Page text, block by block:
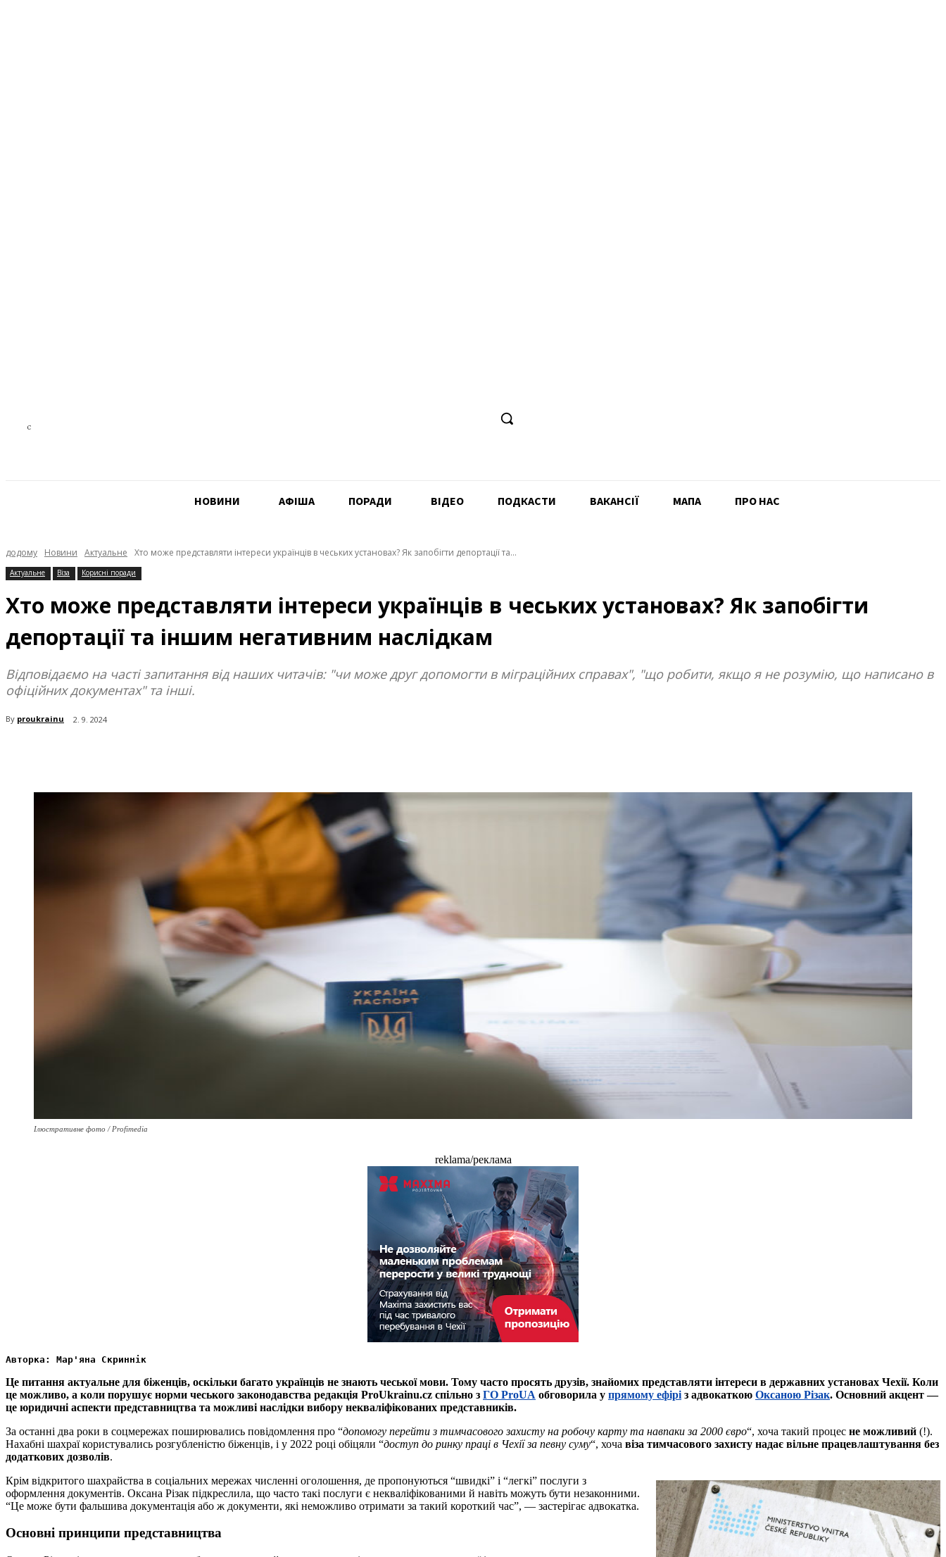
C
НОВИНИ АФIША ПОРАДИ ВІДЕО ПОДКАСТИ ВАКАНСІЇ MAПА ПРО НАС
додому Новини Актуальне Хто може представляти інтереси українців в чеських установах? Як запобігти депортації та...
Актуальне Віза Корисні поради
Хто може представляти інтереси українців в чеських установах? Як запобігти
депортації та іншим негативним наслідкам
Відповідаємо на часті запитання від наших читачів: "чи може друг допомогти в міграційних справах", "що робити, якщо я не розумію, що написано в
офіційних документах" та інші.
By proukrainu 2. 9. 2024
Ілюстративне фото / Profimedia
reklama/реклама
Авторка: Мар'яна Скриннік
Це питання актуальне для біженців, оскільки багато українців не знають чеської мови. Тому часто просять друзів, знайомих представляти інтереси в державних установах Чехії. Коли
це можливо, а коли порушує норми чеського законодавства редакція ProUkrainu.cz спільно з ГО ProUA обговорила у прямому ефірі з адвокаткою Оксаною Різак. Основний акцент —
це юридичні аспекти представництва та можливі наслідки вибору некваліфікованих представників.
За останні два роки в соцмережах поширювались повідомлення про “допомогу перейти з тимчасового захисту на робочу карту та навпаки за 2000 євро“, хоча такий процес не можливий (!).
Нахабні шахраї користувались розгубленістю біженців, і у 2022 році обіцяли “доступ до ринку праці в Чехії за певну суму“, хоча віза тимчасового захисту надає вільне працевлаштування без
додаткових дозволів.
Крім відкритого шахрайства в соціальних мережах численні оголошення, де пропонуються “швидкі” і “легкі” послуги з
оформлення документів. Оксана Різак підкреслила, що часто такі послуги є некваліфікованими й навіть можуть бути незаконними.
“Це може бути фальшива документація або ж документи, які неможливо отримати за такий короткий час”, — застерігає адвокатка.
Основні принципи представництва